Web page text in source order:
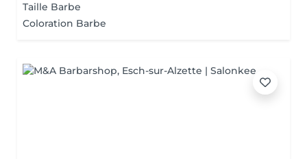
Taille Barbe
Coloration Barbe